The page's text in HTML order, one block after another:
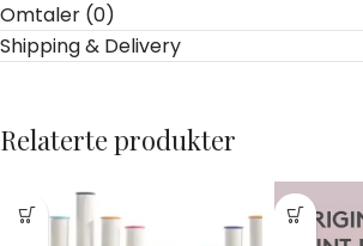
Omtaler (0)
Shipping & Delivery
Relaterte produkter